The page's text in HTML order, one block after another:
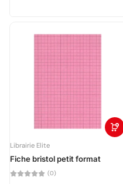
Librairie Elite
Fiche bristol petit format
(0)